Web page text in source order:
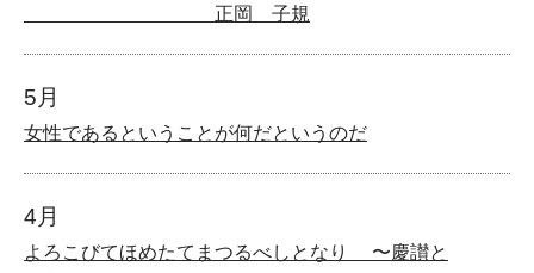
正岡 子規
5月
女性であるということが何だというのだ
4月
よろこびてほめたてまつるべしとなり 〜慶讃と